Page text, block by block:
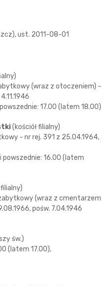
ust. 2011-08-01
(wraz z otoczeniem) -
17.00 (latem 18.00)
(kościół filialny)
- nr rej. 391 z 25.04.1964,
powszednie: 16.00 (latem
(wraz z cmentarzem
pośw. 7.04.1946
św.)
(latem 17.00),